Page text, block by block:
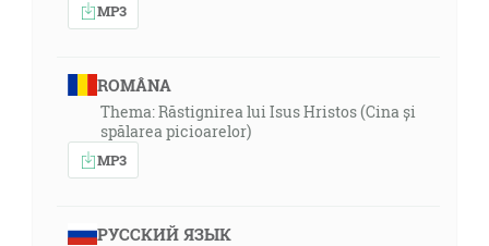
MP3
ROMÂNA
Thema: Răstignirea lui Isus Hristos (Cina și
spălarea picioarelor)
MP3
РУССКИЙ ЯЗЫК